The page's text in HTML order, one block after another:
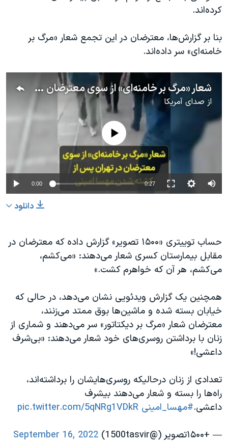
کرده‌اند.
بنا بر گزارش‌ها، معترضان در این تجمع شعار «مرگ بر
خامنه‌ای» سر داده‌اند.
شعار «مرگ بر خامنه‌ای» از سوی معترضان در تهران پس از کشته شدن مهسا امینی
از صدای آمریکا
No media source currently available
0:00 0:27
دانلود
حساب توییتری «۱۵۰۰ تصویر» گزارش داده که معترضان در
مقابل بیمارستان کسری شعار می‌دهند: «می‌کشم،
می‌کشم، هر آن که خواهرم کشت.»
همچنین یک گزارش ویدئویی نشان می‌دهد، در حالی که
خیابان بسته شده و ماشین‌ها بوق ممتد می‌زنند،
معترضان شعار «مرگ بر دیکتاتور» سر می‌دهند و شماری از
زنان با برداشتن روسری‌های خود شعار می‌دهند: «بی‌شرف
داعشی!»
تعدادی از زنان درحالیکه روسری‌هایشان را برداشته‌اند،
راه‌ها را بسته و شعار می‌دهند بیشرف
داعشی.#مهسا_امینی pic.twitter.com/5qNRg1VDkR
— +۱۵۰۰تصویر (@1500tasvir)
September 16, 2022